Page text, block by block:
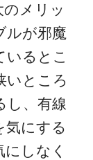
メリッ
ルが邪魔
るとこ
いところ
し、有線
気にする
しなく